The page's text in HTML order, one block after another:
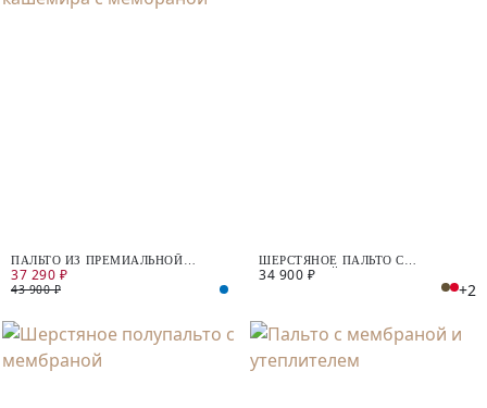
ПАЛЬТО ИЗ ПРЕМИАЛЬНОЙ
ШЕРСТИ С ДОБАВЛЕНИЕМ
КАШЕМИРА С МЕМБРАНОЙ
37 290 ₽
43 900 ₽
ШЕРСТЯНОЕ ПАЛЬТО С
МЕМБРАНОЙ
34 900 ₽
+2